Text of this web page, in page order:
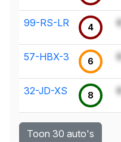
99-RS-LR 4
57-HBX-3 6
32-JD-XS 8
Toon 30 auto's